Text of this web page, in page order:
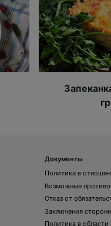
Документы
Политика в
Возможные
Отказ от
Заключения
Политика в области